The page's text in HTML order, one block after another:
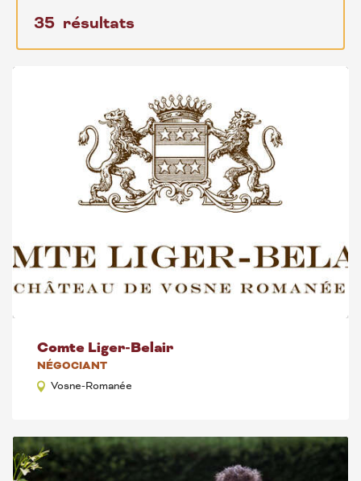
35 résultats
Comte Liger-Belair
NÉGOCIANT
Vosne-Romanée